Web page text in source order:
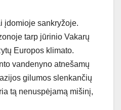
įdomioje sankryžoje.
tarp jūrinio Vakarų
Europos klimato.
vandenyno atnešamų
gilumos slenkančių
tą nenuspėjamą mišinį,